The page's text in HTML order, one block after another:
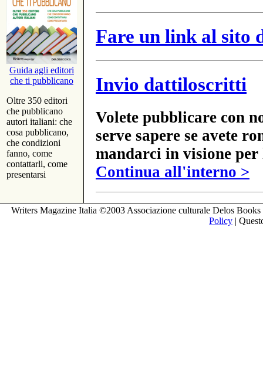
Guida agli editori
che ti pubblicano
Oltre 350 editori
che pubblicano
autori italiani: che
cosa pubblicano,
che condizioni
fanno, come
contattarli, come
presentarsi
Fare un link al sito
Invio dattiloscritti
Volete pubblicare con
serve sapere se avete
mandarci in visione
Continua all'interno >
Writers Magazine Italia ©2003 Associazione culturale Delos
Policy |